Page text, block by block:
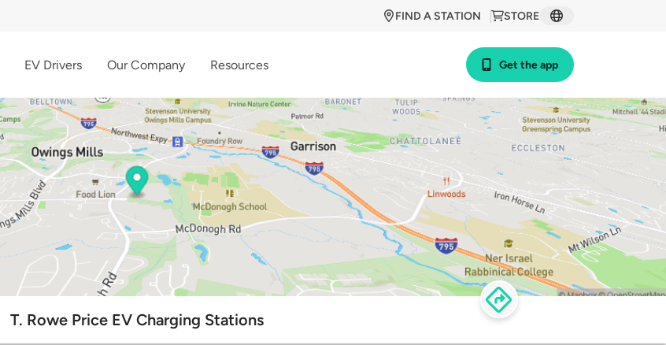
STORE
FIND A STATION
EV Drivers Our Company Resources Get the app
T. Rowe Price EV Charging Stations